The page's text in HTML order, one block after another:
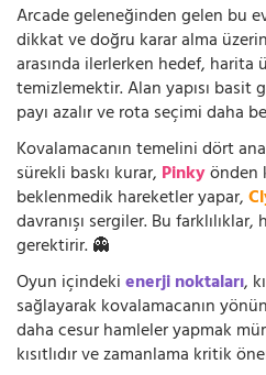
Arcade geleneğinden gelen bu
dikkat ve doğru karar alma
arasında ilerlerken hedef, harita
temizlemektir. Alan yapısı
payı azalır ve rota seçimi daha
Kovalamacanın temelini dört ana
sürekli baskı kurar, Pinkyönden
beklenmedik hareketler yapar,
davranışı sergiler. Bu
gerektirir. 👻
Oyun içindekienerji noktaları,
sağlayarak kovalamacanın
daha cesur hamleler yapmak
kısıtlıdır ve zamanlama kritik